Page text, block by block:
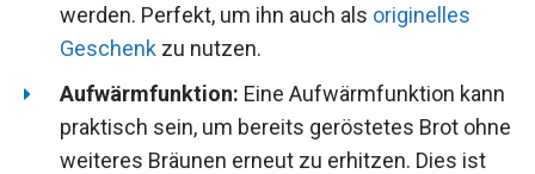
werden. Perfekt, um ihn auch als originelles
Geschenk zu nutzen.
Aufwärmfunktion: Eine Aufwärmfunktion kann
praktisch sein, um bereits geröstetes Brot ohne
weiteres Bräunen erneut zu erhitzen. Dies ist